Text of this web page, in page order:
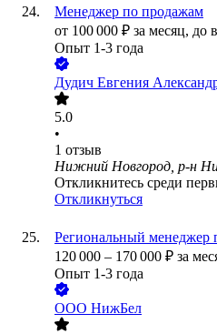
Менеджер по продажам
от 100 000 ₽ за месяц, до
Опыт 1-3 года
Дудич Евгения
5.0
•
1 отзыв
Нижний Новгород, р-н
Откликнитесь среди
Откликнуться
Региональный менеджер
120 000 – 170 000 ₽ за
Опыт 1-3 года
ООО НижБел